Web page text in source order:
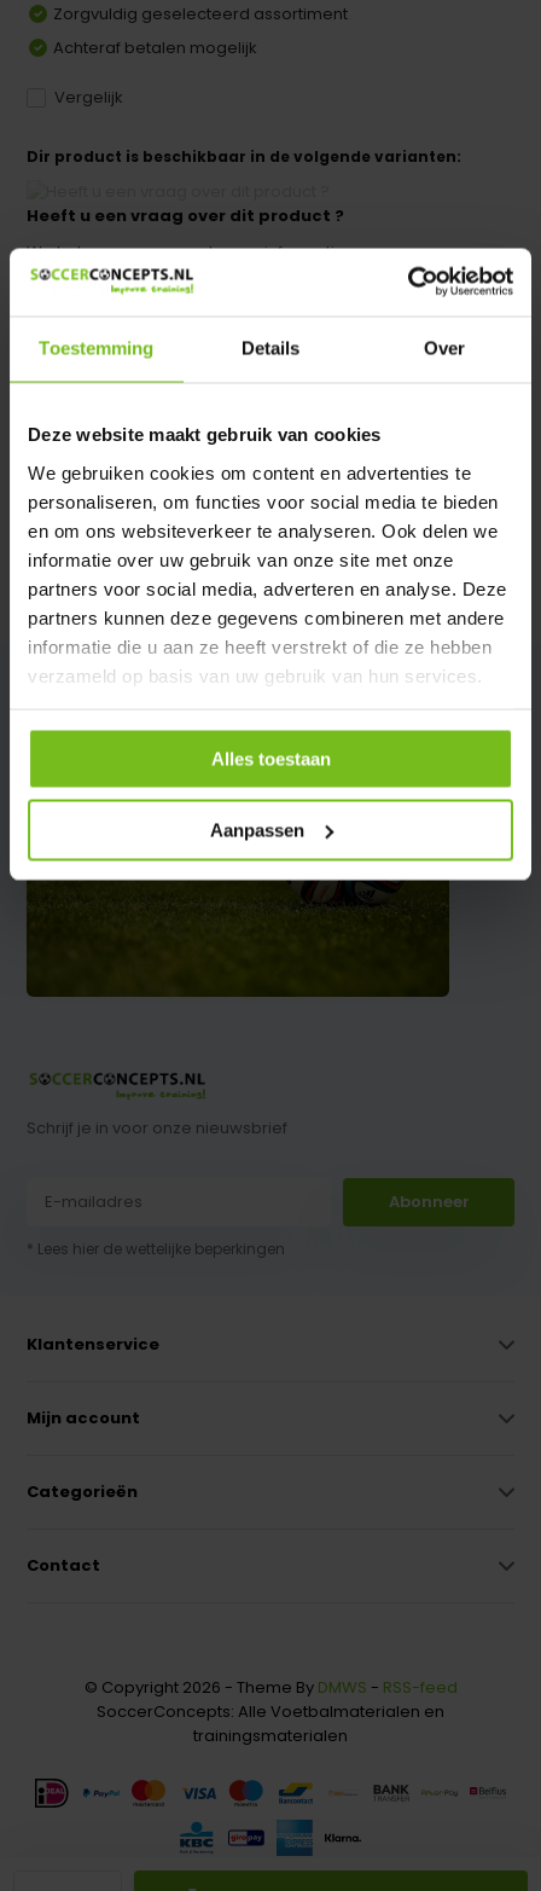
Toestemming Details Over
Deze website maakt gebruik van cookies
We gebruiken cookies om content en advertenties te
personaliseren, om functies voor social media te bieden
en om ons websiteverkeer te analyseren. Ook delen we
informatie over uw gebruik van onze site met onze
partners voor social media, adverteren en analyse. Deze
partners kunnen deze gegevens combineren met andere
informatie die u aan ze heeft verstrekt of die ze hebben
verzameld op basis van uw gebruik van hun services.
Alles toestaan
Aanpassen
Zorgvuldig geselecteerd assortiment
Achteraf betalen mogelijk
Vergelijk
Dir product is beschikbaar in de volgende varianten:
Heeft u een vraag over dit product ?
We helpen u graag met meer informatie
Verstuur email
Specificaties
Reviews
Delen
Schrijf je in voor onze nieuwsbrief
Abonneer
* Lees hier de wettelijke beperkingen
Klantenservice
Mijn account
Categorieën
Contact
© Copyright 2026 - Theme By DMWS - RSS-feed
SoccerConcepts: Alle Voetbalmaterialen en
trainingsmaterialen